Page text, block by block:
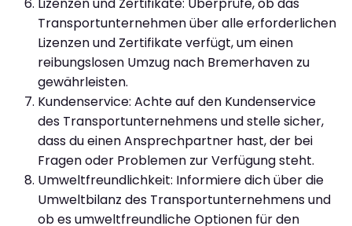
Transportunternehmen über alle erforderlichen
Lizenzen und Zertifikate verfügt, um einen
reibungslosen Umzug nach Bremerhaven zu
gewährleisten.
Kundenservice: Achte auf den Kundenservice
des Transportunternehmens und stelle sicher,
dass du einen Ansprechpartner hast, der bei
Fragen oder Problemen zur Verfügung steht.
Umweltfreundlichkeit: Informiere dich über die
Umweltbilanz des Transportunternehmens und
ob es umweltfreundliche Optionen für den